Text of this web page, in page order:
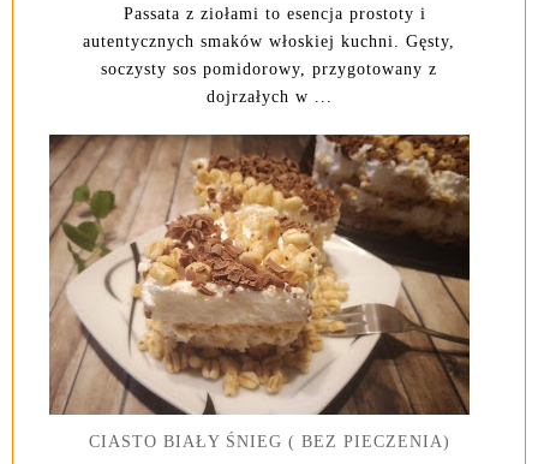
Passata z ziołami to esencja prostoty i
autentycznych smaków włoskiej kuchni. Gęsty,
soczysty sos pomidorowy, przygotowany z
dojrzałych w ...
CIASTO BIAŁY ŚNIEG ( BEZ PIECZENIA)